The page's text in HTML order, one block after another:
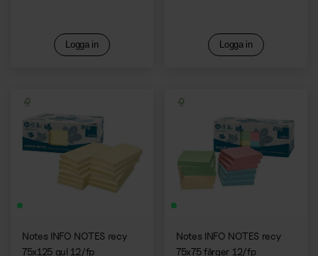
Logga in Logga in
Notes INFO NOTES recy
75x125 gul 12/fp
Notes INFO NOTES recy
75x75 färger 12/fp